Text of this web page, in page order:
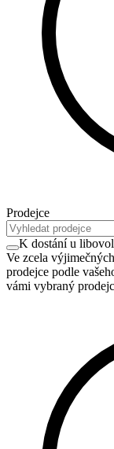
Prodejce
K dostání u
Ve zcela
prodejce podle
vámi vybraný